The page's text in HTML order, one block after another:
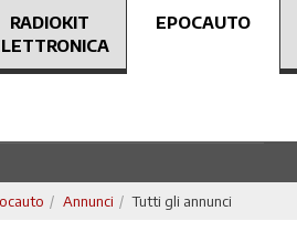
RADIOKIT
EPOCAUTO
Annunci Tutti gli annunci